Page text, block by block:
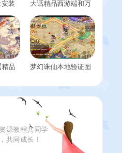
装
大话精品西游端和万
程
精品
梦幻诛仙本地验证图
用永久本地验证
源教程共同学
共同成长！